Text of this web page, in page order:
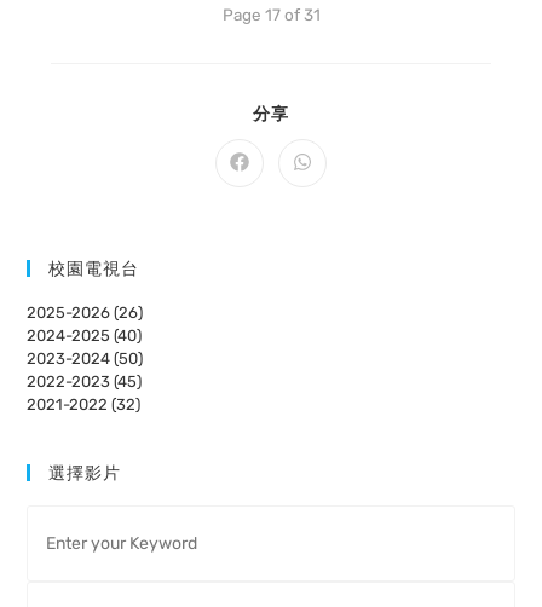
Page 17 of 31
分享
CONTENT
Opens
Opens
校園電視台
2025-2026 (26)
2024-2025 (40)
2023-2024 (50)
2022-2023 (45)
2021-2022 (32)
選擇影片